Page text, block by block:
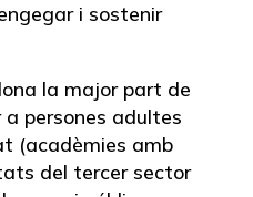
i sostenir
la major part de
persones adultes
(acadèmies amb
del tercer sector